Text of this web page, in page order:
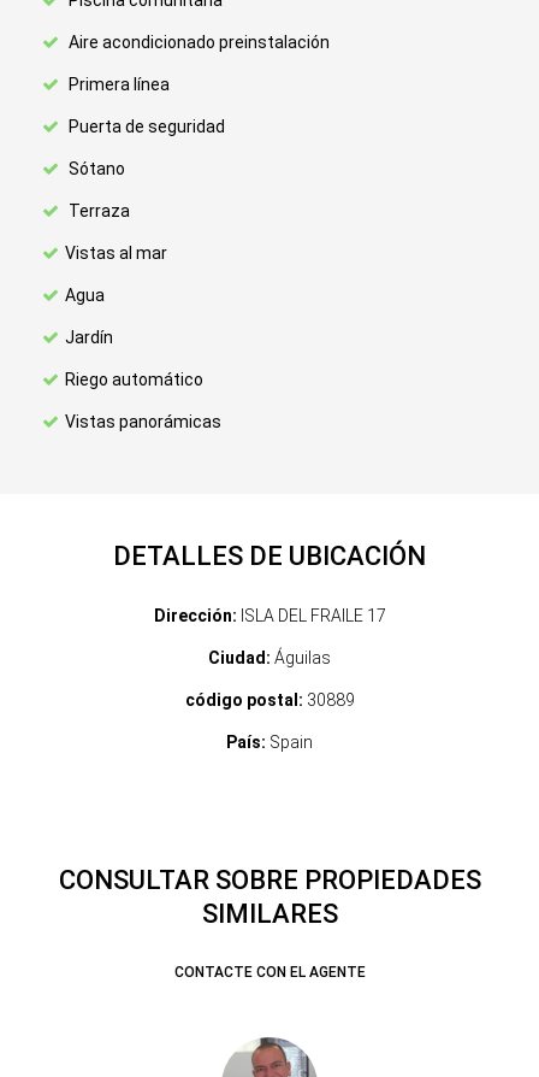
Aire acondicionado preinstalación
Primera línea
Puerta de seguridad
Sótano
Terraza
Vistas al mar
Agua
Jardín
Riego automático
Vistas panorámicas
DETALLES DE UBICACIÓN
Dirección: ISLA DEL FRAILE 17
Ciudad: Águilas
código postal: 30889
País: Spain
CONSULTAR SOBRE PROPIEDADES
SIMILARES
CONTACTE CON EL AGENTE